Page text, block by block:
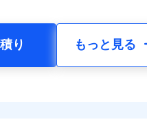
り もっと見る